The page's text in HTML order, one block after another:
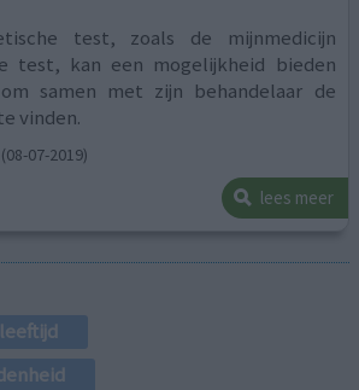
test, zoals de mijnmedicijn
test, kan een mogelijkheid bieden
samen met zijn behandelaar de
vinden.
(08-07-2019)
lees meer
leeftijd